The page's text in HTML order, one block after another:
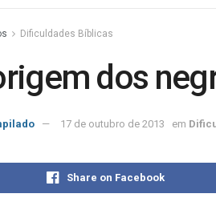
Dificuldades Bíblicas
dos
17 de outubro de 2013 em
Share on Facebook